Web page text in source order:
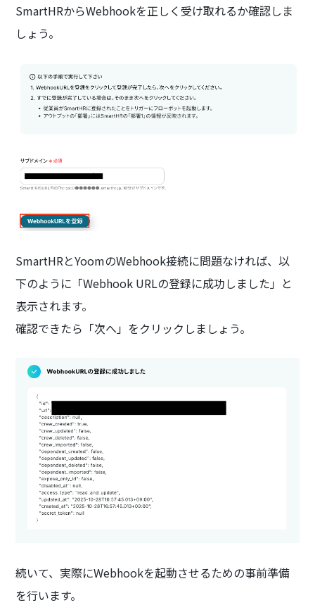
SmartHRからWebhookを正しく受け取れるか確認しま
しょう。
SmartHRとYoomのWebhook接続に問題なければ、以
下のように「Webhook URLの登録に成功しました」と
表示されます。
確認できたら「次へ」をクリックしましょう。
続いて、実際にWebhookを起動させるための事前準備
を行います。